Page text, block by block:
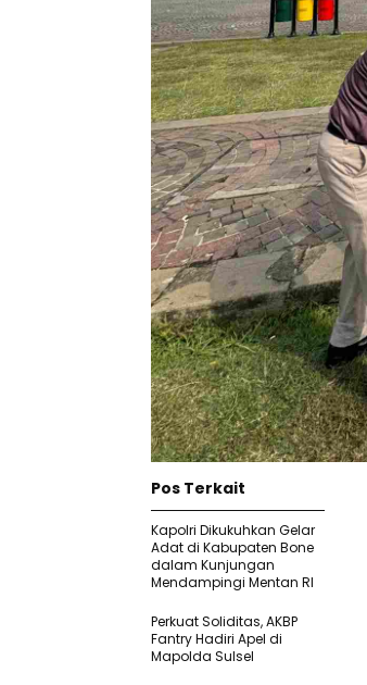
Pos Terkait
Kapolri Dikukuhkan Gelar
Adat di Kabupaten Bone
dalam Kunjungan
Mendampingi Mentan RI
Perkuat Soliditas, AKBP
Fantry Hadiri Apel di
Mapolda Sulsel